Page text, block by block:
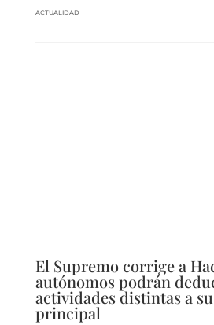
ACTUALIDAD
El Supremo corrige a
autónomos podrán
actividades distintas a
principal